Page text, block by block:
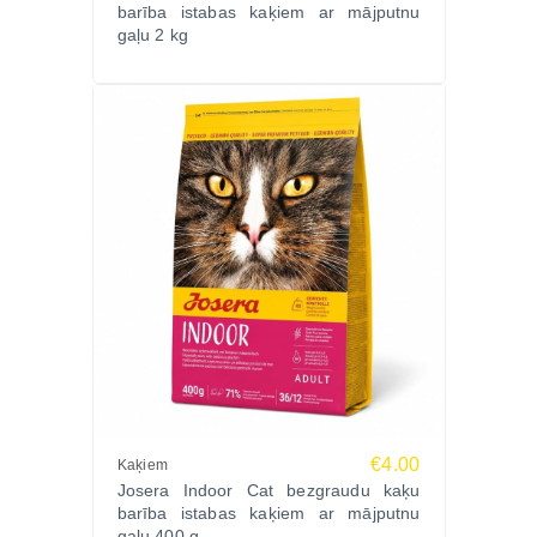
barība istabas kaķiem ar mājputnu
gaļu 2 kg
Kaķiem €4.00
Josera Indoor Cat bezgraudu kaķu
barība istabas kaķiem ar mājputnu